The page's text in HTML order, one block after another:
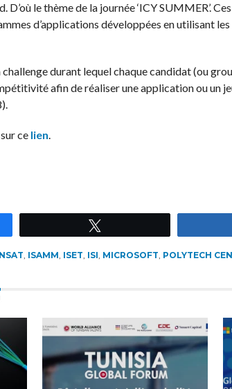
le thème de la journée ‘ICY SUMMER’.
d’applications développées en utilisant
durant lequel chaque candidat (ou
afin de réaliser une application ou un
ce lien.
, ISAMM, ISET, ISI, MICROSOFT, POLYTECH